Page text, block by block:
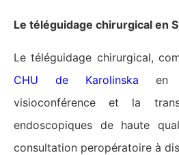
Le téléguidage chirurgical en
Le téléguidage chirurgical,
CHU de Karolinska
en
visioconférence et la
endoscopiques de haute
consultation peropératoire à